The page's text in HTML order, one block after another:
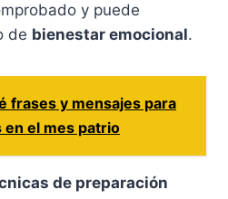
y puede
de bienestar emocional.
frases y mensajes para
en el mes patrio
de preparación